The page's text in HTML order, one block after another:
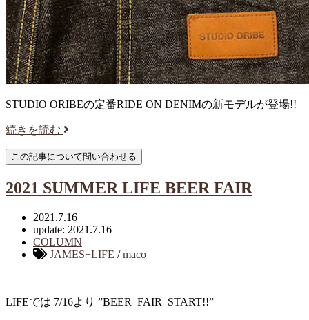
STUDIO ORIBEの定番RIDE ON DENIMの新モデルが登場!!
続きを読む
2021 SUMMER LIFE BEER FAIR
2021.7.16
update: 2021.7.16
COLUMN
JAMES+LIFE /maco
LIFEでは 7/16より ”BEER FAIR START!!”